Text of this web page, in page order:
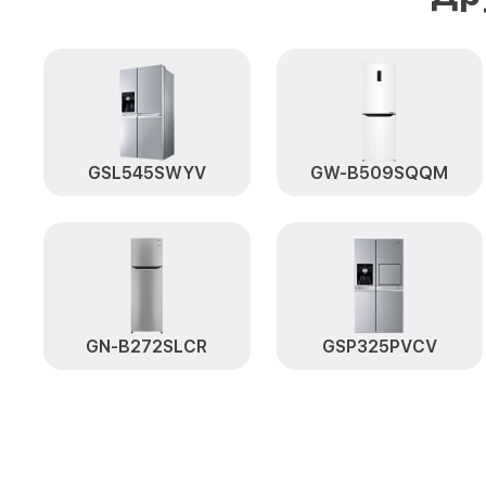
GSL545SWYV GW-B509SQQM
GN-B272SLCR GSP325PVCV